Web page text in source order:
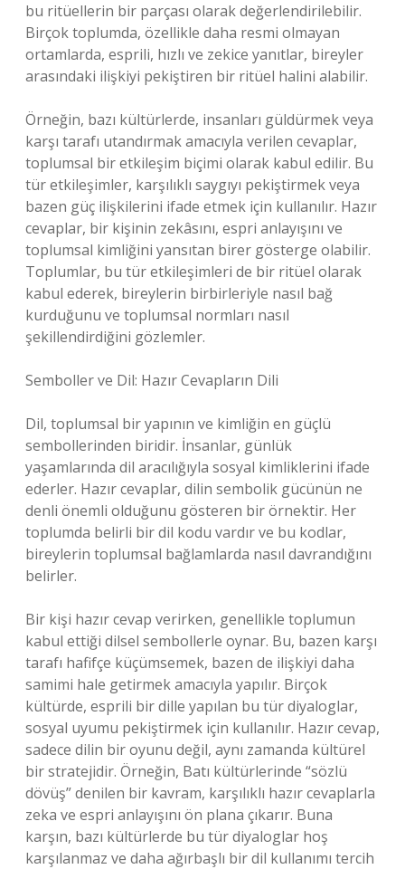
bu ritüellerin bir parçası olarak değerlendirilebilir.
Birçok toplumda, özellikle daha resmi olmayan
ortamlarda, esprili, hızlı ve zekice yanıtlar, bireyler
arasındaki ilişkiyi pekiştiren bir ritüel halini alabilir.
Örneğin, bazı kültürlerde, insanları güldürmek veya
karşı tarafı utandırmak amacıyla verilen cevaplar,
toplumsal bir etkileşim biçimi olarak kabul edilir. Bu
tür etkileşimler, karşılıklı saygıyı pekiştirmek veya
bazen güç ilişkilerini ifade etmek için kullanılır. Hazır
cevaplar, bir kişinin zekâsını, espri anlayışını ve
toplumsal kimliğini yansıtan birer gösterge olabilir.
Toplumlar, bu tür etkileşimleri de bir ritüel olarak
kabul ederek, bireylerin birbirleriyle nasıl bağ
kurduğunu ve toplumsal normları nasıl
şekillendirdiğini gözlemler.
Semboller ve Dil: Hazır Cevapların Dili
Dil, toplumsal bir yapının ve kimliğin en güçlü
sembollerinden biridir. İnsanlar, günlük
yaşamlarında dil aracılığıyla sosyal kimliklerini ifade
ederler. Hazır cevaplar, dilin sembolik gücünün ne
denli önemli olduğunu gösteren bir örnektir. Her
toplumda belirli bir dil kodu vardır ve bu kodlar,
bireylerin toplumsal bağlamlarda nasıl davrandığını
belirler.
Bir kişi hazır cevap verirken, genellikle toplumun
kabul ettiği dilsel sembollerle oynar. Bu, bazen karşı
tarafı hafifçe küçümsemek, bazen de ilişkiyi daha
samimi hale getirmek amacıyla yapılır. Birçok
kültürde, esprili bir dille yapılan bu tür diyaloglar,
sosyal uyumu pekiştirmek için kullanılır. Hazır cevap,
sadece dilin bir oyunu değil, aynı zamanda kültürel
bir stratejidir. Örneğin, Batı kültürlerinde “sözlü
dövüş” denilen bir kavram, karşılıklı hazır cevaplarla
zeka ve espri anlayışını ön plana çıkarır. Buna
karşın, bazı kültürlerde bu tür diyaloglar hoş
karşılanmaz ve daha ağırbaşlı bir dil kullanımı tercih